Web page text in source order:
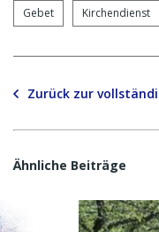
Gebet Kirchendienst
Zurück zur
Ähnliche Beiträge